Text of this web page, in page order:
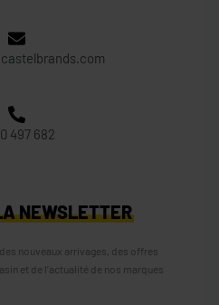
497 682
NEWSLETTER
nouveaux arrivages, des offres
et de l’actualité de nos marques